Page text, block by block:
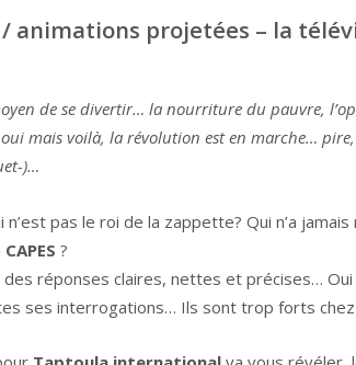
animations projetées – la
de se divertir… la nourriture du pauvre,
mais voilà, la révolution est en marche…
)…
n’est pas le roi de la zappette? Qui n’a jamais
CAPES ?
des réponses claires, nettes et précises… Oui
ses interrogations… Ils sont trop forts chez